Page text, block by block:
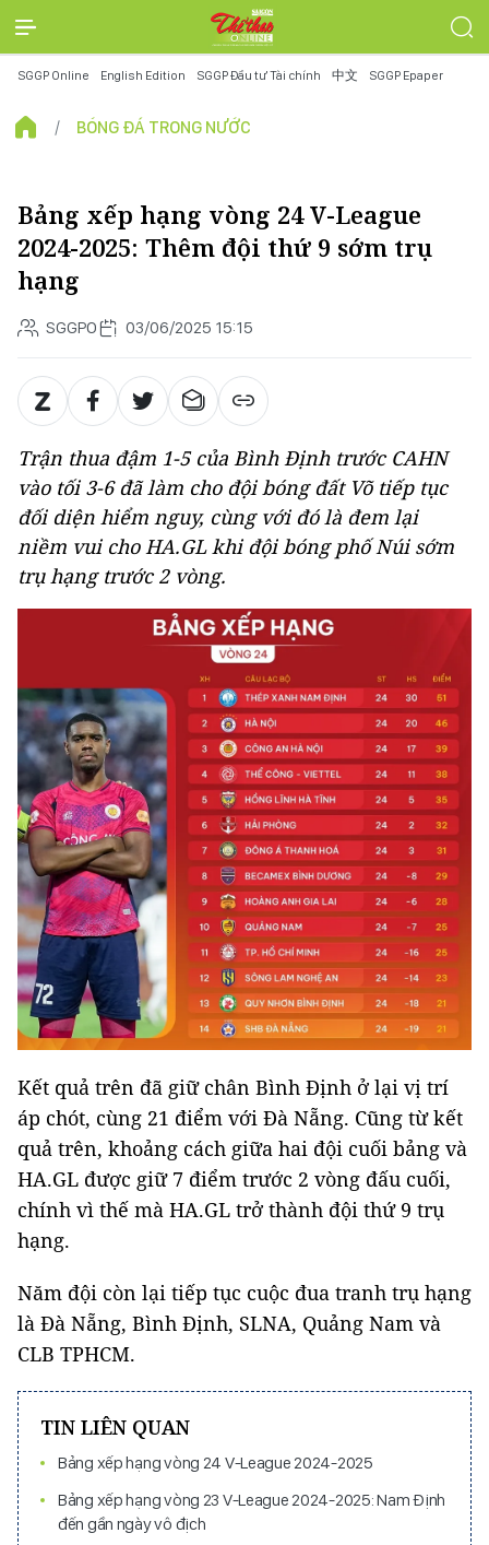
SGGP Online English Edition SGGP Đầu tư Tài chính 中文 SGGP Epaper
BÓNG ĐÁ TRONG NƯỚC
Bảng xếp hạng vòng 24 V-League
2024-2025: Thêm đội thứ 9 sớm trụ
hạng
SGGPO 03/06/2025 15:15
Trận thua đậm 1-5 của Bình Định trước CAHN
vào tối 3-6 đã làm cho đội bóng đất Võ tiếp tục
đối diện hiểm nguy, cùng với đó là đem lại
niềm vui cho HA.GL khi đội bóng phố Núi sớm
trụ hạng trước 2 vòng.
Kết quả trên đã giữ chân Bình Định ở lại vị trí
áp chót, cùng 21 điểm với Đà Nẵng. Cũng từ kết
quả trên, khoảng cách giữa hai đội cuối bảng và
HA.GL được giữ 7 điểm trước 2 vòng đấu cuối,
chính vì thế mà HA.GL trở thành đội thứ 9 trụ
hạng.
Năm đội còn lại tiếp tục cuộc đua tranh trụ hạng
là Đà Nẵng, Bình Định, SLNA, Quảng Nam và
CLB TPHCM.
TIN LIÊN QUAN
Bảng xếp hạng vòng 24 V-League 2024-2025
Bảng xếp hạng vòng 23 V-League 2024-2025: Nam Định
đến gần ngày vô địch